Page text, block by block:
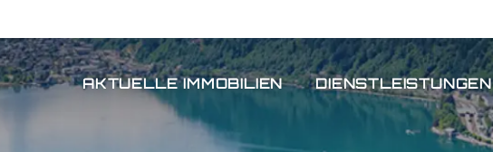
AKTUELLE IMMOBILIEN DIENSTLEISTUNGEN